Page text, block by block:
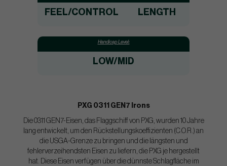
FEEL/CONTROL LENGTH
Handicap Level:
LOW/MID
PXG 0311 GEN7 Irons
Die 0311 GEN7-Eisen, das Flaggschiff von PXG, wurden 10 Jahre
lang entwickelt, um den Rückstellungskoeffizienten (C.O.R.) an
die USGA-Grenze zu bringen und die längsten und
fehlerverzeihendsten Eisen zu liefern, die PXG je hergestellt
hat. Diese Eisen verfügen über die dünnste Schlagfläche im